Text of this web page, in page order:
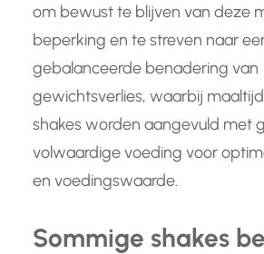
om bewust te blijven van deze
beperking en te streven naar
gebalanceerde benadering van
gewichtsverlies, waarbij
shakes worden aangevuld met
volwaardige voeding voor
en voedingswaarde.
Sommige shakes